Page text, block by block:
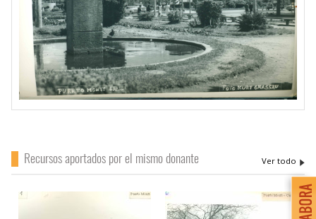
Recursos aportados por el mismo donante